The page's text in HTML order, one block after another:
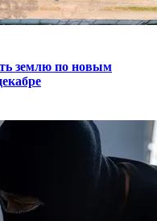
землю по новым